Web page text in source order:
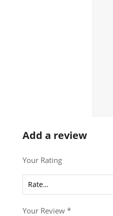
Add a review
Your Rating
Your Review *